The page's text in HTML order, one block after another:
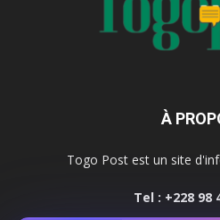
À
Togo Post est un site
Tel : +228 98